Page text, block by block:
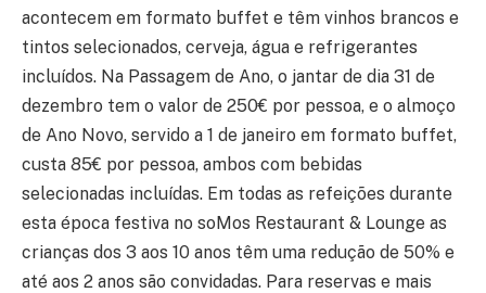
acontecem em formato buffet e têm vinhos brancos e
tintos selecionados, cerveja, água e refrigerantes
incluídos. Na Passagem de Ano, o jantar de dia 31 de
dezembro tem o valor de 250€ por pessoa, e o almoço
de Ano Novo, servido a 1 de janeiro em formato buffet,
custa 85€ por pessoa, ambos com bebidas
selecionadas incluídas. Em todas as refeições durante
esta época festiva no soMos Restaurant & Lounge as
crianças dos 3 aos 10 anos têm uma redução de 50% e
até aos 2 anos são convidadas. Para reservas e mais